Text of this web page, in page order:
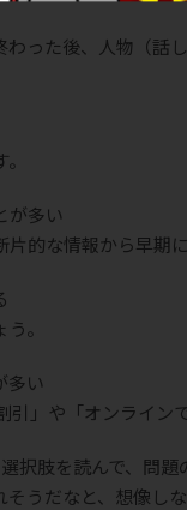
った後、人物（話
が多い
的な情報から早期
。
多い
引」や「オンライン
択肢を読んで、問題
うだなと、想像し